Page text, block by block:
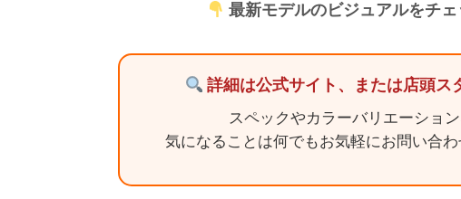
最新モデルのビジュアルをチェ
詳細は公式サイト、または店頭ス
スペックやカラーバリエーション
気になることは何でもお気軽にお問い合